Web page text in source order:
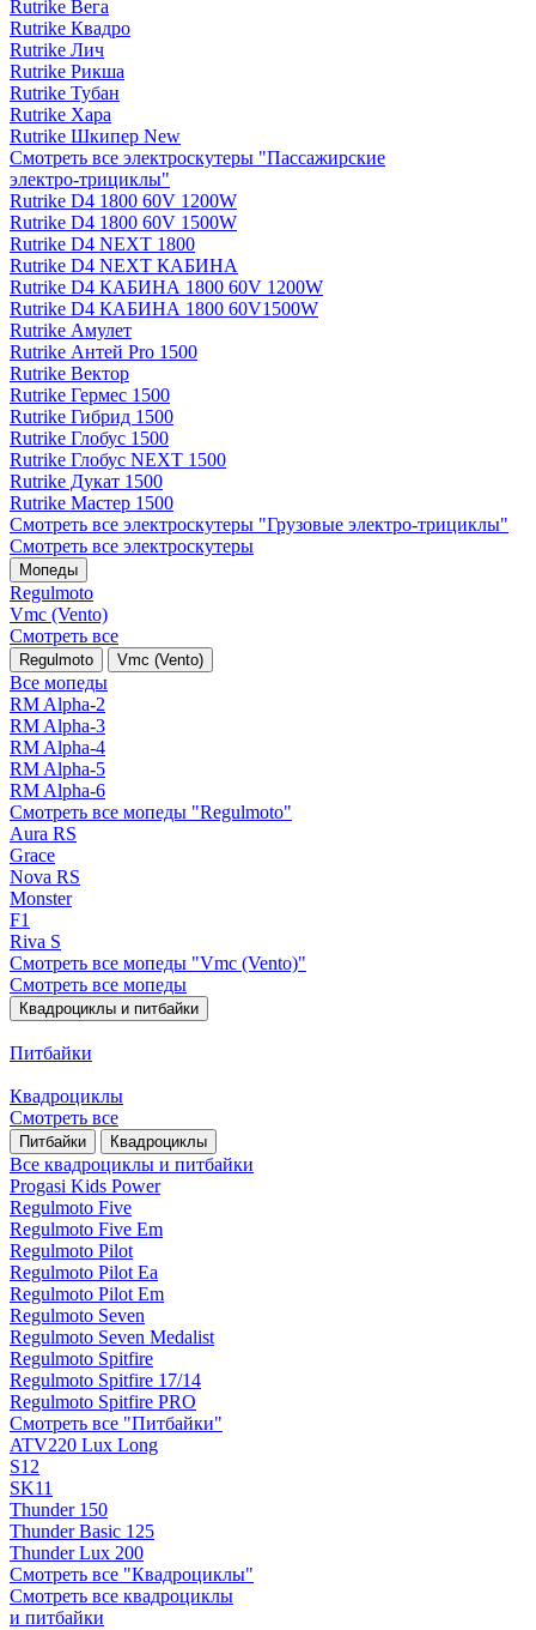
Rutrike Вега
Rutrike Квадро
Rutrike Лич
Rutrike Рикша
Rutrike Тубан
Rutrike Хара
Rutrike Шкипер New
Смотреть все электро­скутеры "Пассажирские
электро‑трициклы"
Rutrike D4 1800 60V 1200W
Rutrike D4 1800 60V 1500W
Rutrike D4 NEXT 1800
Rutrike D4 NEXT КАБИНА
Rutrike D4 КАБИНА 1800 60V 1200W
Rutrike D4 КАБИНА 1800 60V1500W
Rutrike Амулет
Rutrike Антей Pro 1500
Rutrike Вектор
Rutrike Гермес 1500
Rutrike Гибрид 1500
Rutrike Глобус 1500
Rutrike Глобус NEXT 1500
Rutrike Дукат 1500
Rutrike Мастер 1500
Смотреть все электро­скутеры "Грузовые электро‑трициклы"
Смотреть все электро­скутеры
Мопеды
Regulmoto
Vmc (Vento)
Смотреть все
Regulmoto Vmc (Vento)
Все мопеды
RM Alpha-2
RM Alpha-3
RM Alpha-4
RM Alpha-5
RM Alpha-6
Смотреть все мопеды "Regulmoto"
Aura RS
Grace
Nova RS
Monster
F1
Riva S
Смотреть все мопеды "Vmc (Vento)"
Смотреть все мопеды
Квадроциклы и питбайки
Питбайки
Квадроциклы
Смотреть все
Питбайки Квадроциклы
Все квадроциклы и питбайки
Progasi Kids Power
Regulmoto Five
Regulmoto Five Em
Regulmoto Pilot
Regulmoto Pilot Ea
Regulmoto Pilot Em
Regulmoto Seven
Regulmoto Seven Medalist
Regulmoto Spitfire
Regulmoto Spitfire 17/14
Regulmoto Spitfire PRO
Смотреть все "Питбайки"
ATV220 Lux Long
S12
SK11
Thunder 150
Thunder Basic 125
Thunder Lux 200
Смотреть все "Квадроциклы"
Смотреть все квадроциклы
и питбайки